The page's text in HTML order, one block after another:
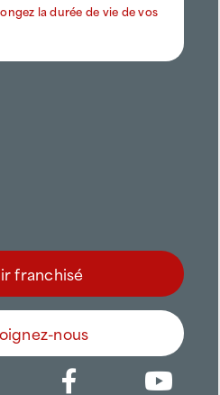
la durée de vie de vos
franchisé
nous